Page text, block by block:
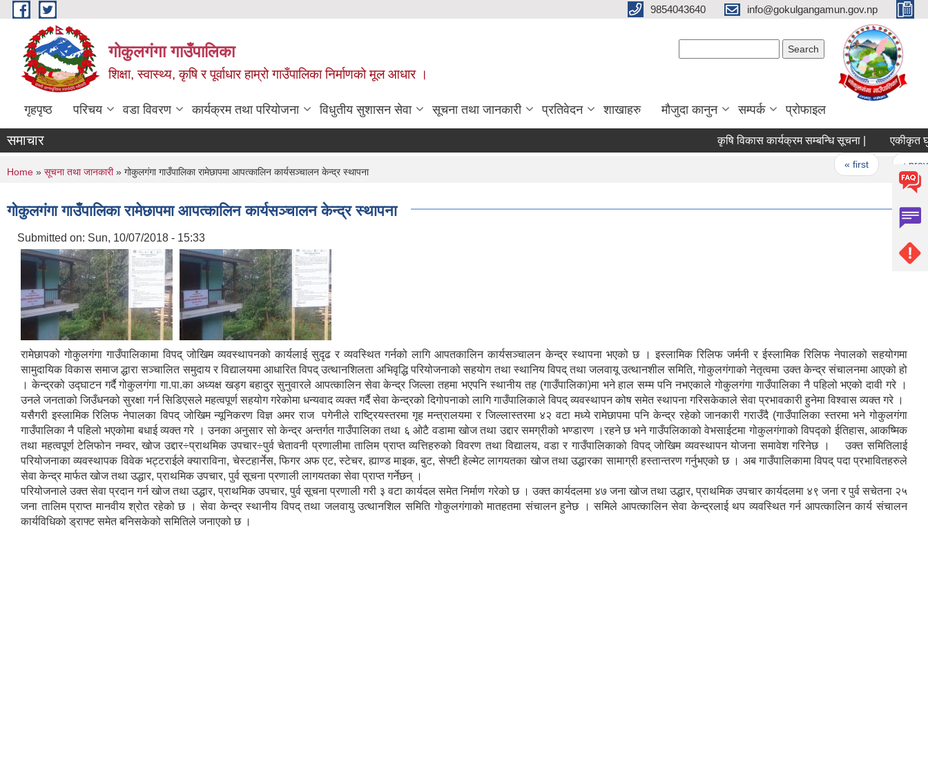
Skip to main content 9854043640 info@gokulgangamun.gov.np
गोकुलगंगा गाउँपालिका
शिक्षा, स्वास्थ्य, कृषि र पूर्वाधार हाम्रो गाउँपालिका निर्माणको मूल आधार ।
गृहपृष्ठ परिचय वडा विवरण कार्यक्रम तथा परियोजना विधुतीय सुशासन सेवा सूचना तथा जानकारी प्रतिवेदन शाखाहरु मौजुदा कानुन सम्पर्क प्रोफाइल
समाचार कृषि विकास कार्यक्रम सम्बन्धि सूचना | एकीकृत घुम्ति
‹ previous
You are here
Home » सूचना तथा जानकारी» गोकुलगंगा गाउँपालिका रामेछापमा आपत्कालिन कार्यसञ्चालन केन्द्र स्थापना
गोकुलगंगा गाउँपालिका रामेछापमा आपत्कालिन कार्यसञ्चालन केन्द्र स्थापना
Submitted on: Sun, 10/07/2018 - 15:33
रामेछापको गोकुलगंगा गाउँपालिकामा विपद् जोखिम व्यवस्थापनको कार्यलाई सुदृढ र व्यवस्थित गर्नको लागि आपतकालिन कार्यसञ्चालन केन्द्र स्थापना भएको छ । इस्लामिक रिलिफ जर्मनी र ईस्लामिक रिलिफ नेपालको सहयोगमा
सामुदायिक विकास समाज द्धारा सञ्चालित समुदाय र विद्यालयमा आधारित विपद् उत्थानशिलता अभिवृद्धि परियोजनाको सहयोग तथा स्थानिय विपद् तथा जलवायू उत्थानशील समिति, गोकुलगंगाको नेतृत्वमा उक्त केन्द्र संचालनमा आएको हो
। केन्द्रको उद्घाटन गर्दै गोकुलगंगा गा.पा.का अध्यक्ष खड्ग बहादुर सुनुवारले आपत्कालिन सेवा केन्द्र जिल्ला तहमा भएपनि स्थानीय तह (गाउँपालिका)मा भने हाल सम्म पनि नभएकाले गोकुलगंगा गाउँपालिका नै पहिलो भएको दावी गरे ।
उनले जनताको जिउँधनको सुरक्षा गर्न सिडिएसले महत्वपूर्ण सहयोग गरेकोमा धन्यवाद व्यक्त गर्दै सेवा केन्द्रको दिगोपनाको लागि गाउँपालिकाले विपद् व्यवस्थापन कोष समेत स्थापना गरिसकेकाले सेवा प्रभावकारी हुनेमा विश्वास व्यक्त गरे ।
यसैगरी इस्लामिक रिलिफ नेपालका विपद् जोखिम न्यूनिकरण विज्ञ अमर राज पगेनीले राष्ट्रियस्तरमा गृह मन्त्रालयमा र जिल्लास्तरमा ४२ वटा मध्ये रामेछापमा पनि केन्द्र रहेको जानकारी गराउँदै (गाउँपालिका स्तरमा भने गोकुलगंगा
गाउँपालिका नै पहिलो भएकोमा बधाई व्यक्त गरे । उनका अनुसार सो केन्द्र अन्तर्गत गाउँपालिका तथा ६ ओटै वडामा खोज तथा उद्दार समग्रीको भण्डारण ।रहने छ भने गाउँपलिकाको वेभसाईटमा गोकुलगंगाको विपद्को ईतिहास, आकष्मिक
तथा महत्वपूर्ण टेलिफोन नम्वर, खोज उद्दार÷प्राथमिक उपचार÷पुर्व चेतावनी प्रणालीमा तालिम प्राप्त व्यत्तिहरुको विवरण तथा विद्यालय, वडा र गाउँपालिकाको विपद् जोखिम व्यवस्थापन योजना समावेश गरिनेछ । उक्त समितिलाई
परियोजनाका व्यवस्थापक विवेक भट्टराईले क्याराविना, चेस्टहार्नेस, फिगर अफ एट, स्टेचर, ह्याण्ड माइक, बुट, सेफ्टी हेल्मेट लागयतका खोज तथा उद्धारका सामाग्री हस्तान्तरण गर्नुभएको छ । अब गाउँपालिकामा विपद् पदा प्रभावितहरुले
सेवा केन्द्र मार्फत खोज तथा उद्धार, प्राथमिक उपचार, पुर्व सूचना प्रणाली लागयतका सेवा प्राप्त गर्नेछन् ।
परियोजनाले उक्त सेवा प्रदान गर्न खोज तथा उद्धार, प्राथमिक उपचार, पुर्व सूचना प्रणाली गरी ३ वटा कार्यदल समेत निर्माण गरेको छ । उक्त कार्यदलमा ४७ जना खोज तथा उद्धार, प्राथमिक उपचार कार्यदलमा ४९ जना र पुर्व सचेतना २५
जना तालिम प्राप्त मानवीय श्रोत रहेको छ । सेवा केन्द्र स्थानीय विपद् तथा जलवायु उत्थानशिल समिति गोकुलगंगाको मातहतमा संचालन हुनेछ । समिले आपत्कालिन सेवा केन्द्रलाई थप व्यवस्थित गर्न आपत्कालिन कार्य संचालन
कार्यविधिको ड्राफ्ट समेत बनिसकेको समितिले जनाएको छ ।